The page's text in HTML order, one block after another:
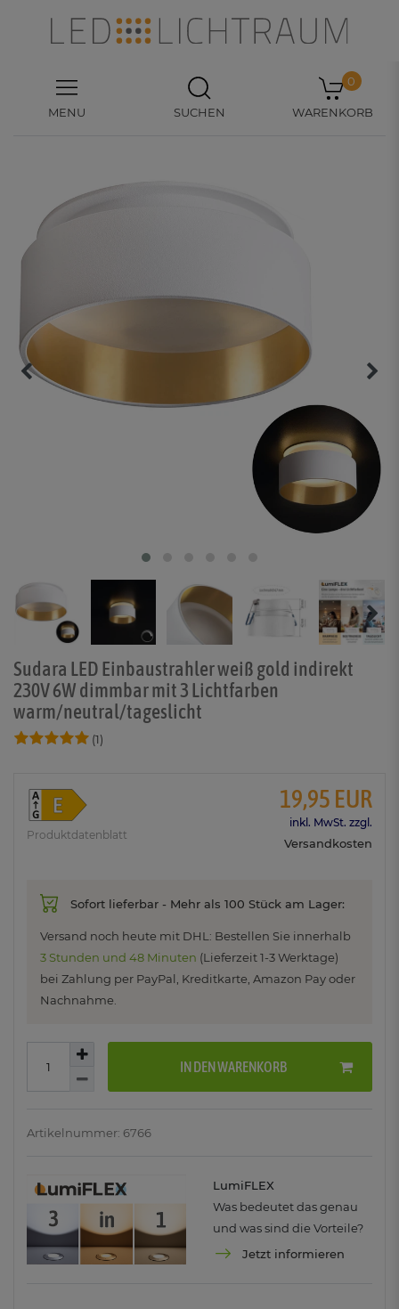
MENU SUCHEN
0
WARENKORB
Sudara LED Einbaustrahler weiß gold indirekt
230V 6W dimmbar mit 3 Lichtfarben
warm/neutral/tageslicht
(1)
Produktdatenblatt
19,95 EUR
inkl. MwSt. zzgl.
Versandkosten
Sofort lieferbar - Mehr als 100 Stück am Lager:
Versand noch heute mit DHL: Bestellen Sie innerhalb
3 Stunden und 48 Minuten (Lieferzeit 1-3 Werktage)
bei Zahlung per PayPal, Kreditkarte, Amazon Pay oder
Nachnahme.
IN DEN WARENKORB
Artikelnummer: 6766
LumiFLEX
Was bedeutet das genau
und was sind die Vorteile?
Jetzt informieren